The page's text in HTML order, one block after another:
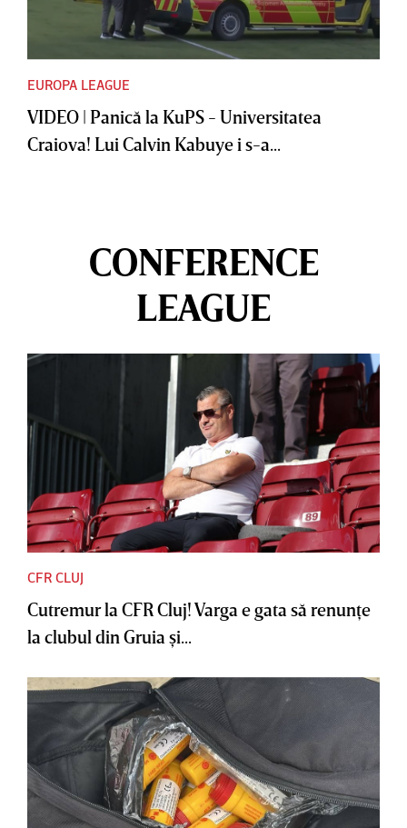
EUROPA LEAGUE
VIDEO | Panică la KuPS - Universitatea
Craiova! Lui Calvin Kabuye i s-a...
CONFERENCE
LEAGUE
CFR CLUJ
Cutremur la CFR Cluj! Varga e gata să renunţe
la clubul din Gruia şi...